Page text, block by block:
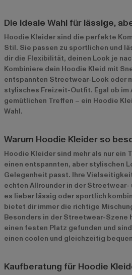
Die ideale Wahl für lässige,
Hoodie Kleider sind die perfekte
Stil. Sie passen zu sportlichen und
dir die Flexibilität, deinen Look je
Kombiniere dein Hoodie Kleid mit
entspannten Streetwear-Look oder
stylisches Freizeit-Outfit. Egal ob im
gemütlichen Treffen – ein Hoodie
Wahl.
Warum Hoodie Kleider so
Hoodie Kleider sind mehr als nur ein
einen entspannten, aber stylischen
Gelegenheit passt. Ihre
echten Allrounder in der Streetwear-
es lieber lässig oder sportlich
bietet dir immer die richtige
Besonders in der Streetwear-Szene
einen festen Platz gefunden und
einen coolen und gleichzeitig
Kaufberatung für Hoodie